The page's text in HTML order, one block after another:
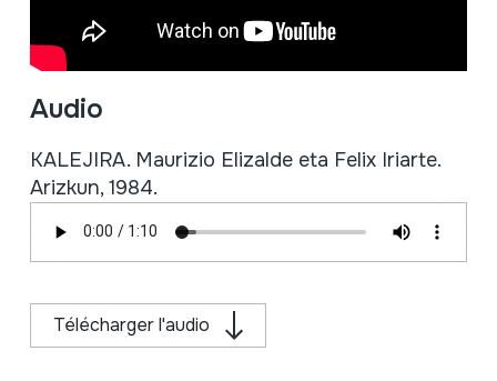
Audio
KALEJIRA. Maurizio Elizalde eta Felix Iriarte.
Arizkun, 1984.
Télécharger l'audio